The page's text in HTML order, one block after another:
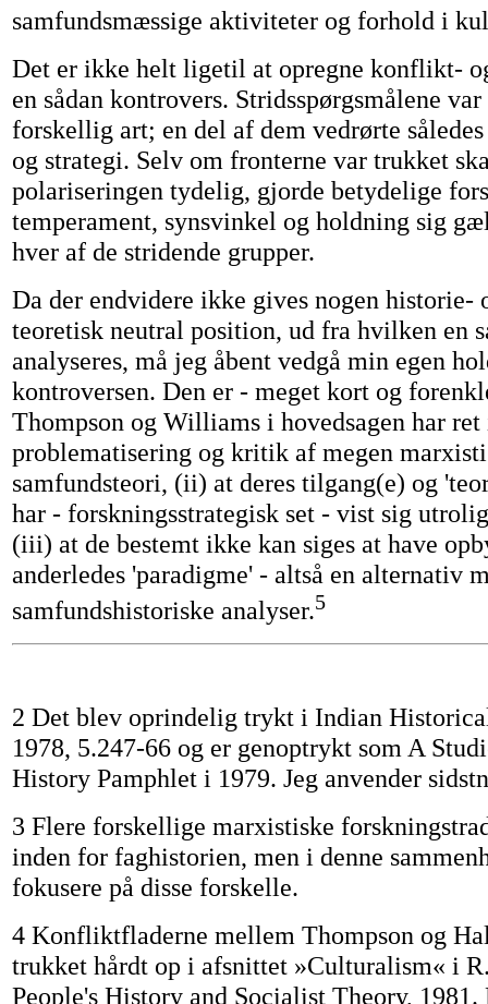
samfundsmæssige aktiviteter og forhold i
Det er ikke helt ligetil at opregne konflikt-
en sådan kontrovers. Stridsspørgsmålene
forskellig art; en del af dem vedrørte
og strategi. Selv om fronterne var trukket
polariseringen tydelig, gjorde betydelige
temperament, synsvinkel og holdning sig
hver af de stridende grupper.
Da der endvidere ikke gives nogen historie-
teoretisk neutral position, ud fra hvilken en
analyseres, må jeg åbent vedgå min egen
kontroversen. Den er - meget kort og
Thompson og Williams i hovedsagen har ret
problematisering og kritik af megen
samfundsteori, (ii) at deres tilgang(e) og
har - forskningsstrategisk set - vist sig
(iii) at de bestemt ikke kan siges at have
anderledes 'paradigme' - altså en alternativ
samfundshistoriske analyser.5
2 Det blev oprindelig trykt i Indian
1978, 5.247-66 og er genoptrykt som A
History Pamphlet i 1979. Jeg anvender
3 Flere forskellige marxistiske
inden for faghistorien, men i denne
fokusere på disse forskelle.
4 Konfliktfladerne mellem Thompson og
trukket hårdt op i afsnittet »Culturalism« i
People's History and Socialist Theory,